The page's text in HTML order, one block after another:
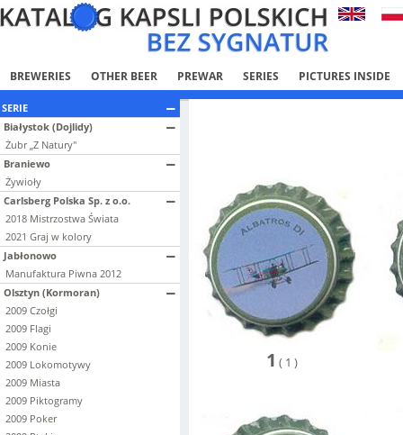
BREWERIES OTHER BEER PREWAR SERIES PICTURES INSIDE
SERIE
Białystok (Dojlidy)
Żubr „Z Natury"
Braniewo
Żywioły
Carlsberg Polska Sp. z o.o.
2018 Mistrzostwa Świata
2021 Graj w kolory
Jabłonowo
Manufaktura Piwna 2012
Olsztyn (Kormoran)
2009 Czołgi
2009 Flagi
2009 Konie
2009 Lokomotywy
2009 Miasta
2009 Piktogramy
2009 Poker
1 ( 1 )